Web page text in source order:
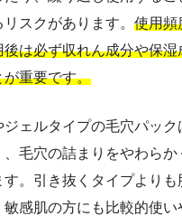
スクがあります。 使用頻
は必ず収れん成分や保湿
が重要です。
ェルタイプの毛穴パック
毛穴の詰まりをやわらか
す。引き抜くタイプよりも
敏感肌の方にも比較的使